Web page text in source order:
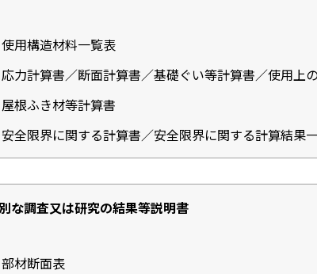
使用構造材料一覧表
応力計算書／断面計算書／基礎ぐい等計算書／使用上
屋根ふき材等計算書
安全限界に関する計算書／安全限界に関する計算結果
な調査又は研究の結果等説明書
部材断面表